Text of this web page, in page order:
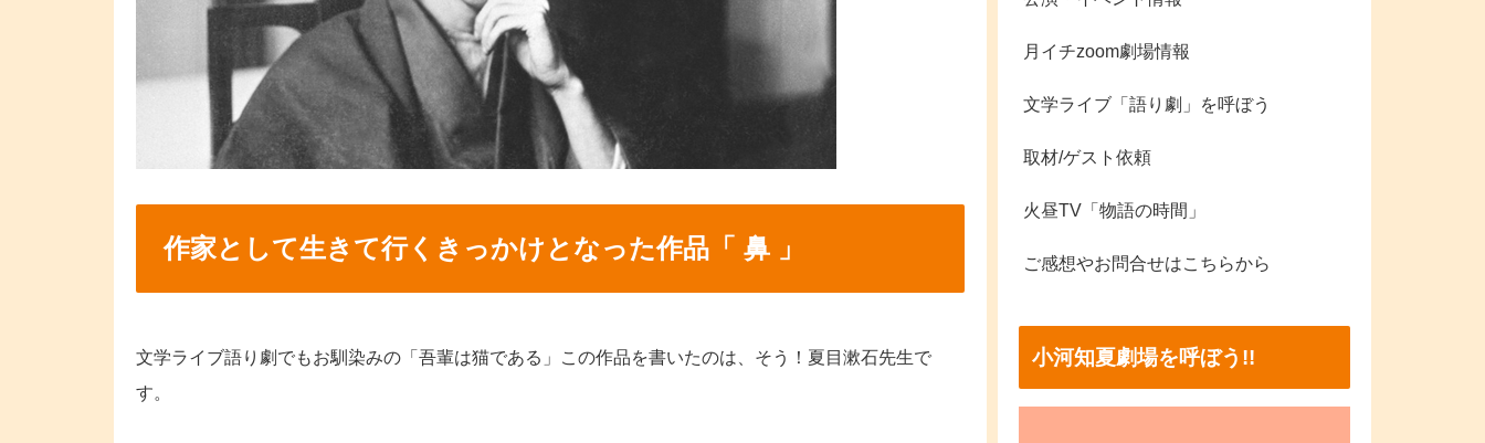
作家として生きて行くきっかけとなった作品「 鼻 」
文学ライブ語り劇でもお馴染みの「吾輩は猫である」この作品を書いたのは、そう！夏目漱石先生で
す。
月イチzoom劇場情報
文学ライブ「語り劇」を呼ぼう
取材/ゲスト依頼
火昼TV「物語の時間」
ご感想やお問合せはこちらから
小河知夏劇場を呼ぼう!!